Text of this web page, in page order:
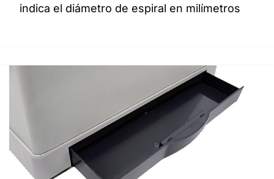
indica el diámetro de espiral en milímetros